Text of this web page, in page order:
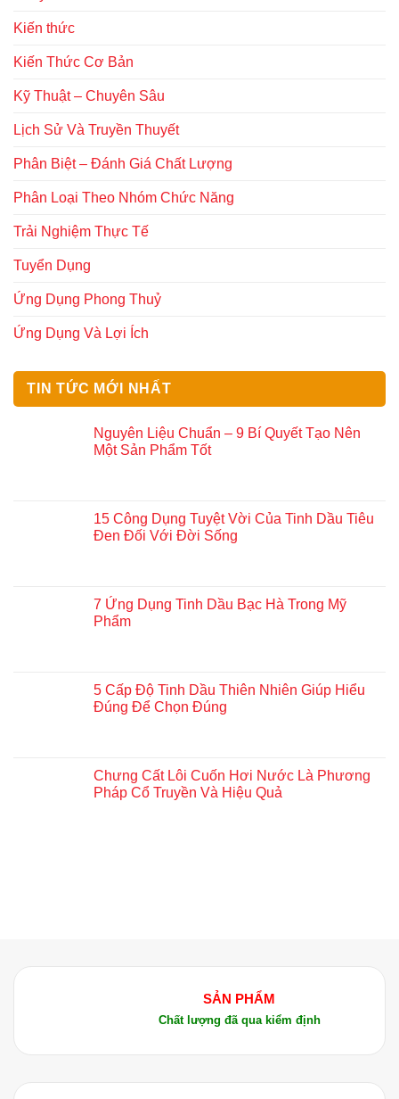
Kiến thức
Kiến Thức Cơ Bản
Kỹ Thuật – Chuyên Sâu
Lịch Sử Và Truyền Thuyết
Phân Biệt – Đánh Giá Chất Lượng
Phân Loại Theo Nhóm Chức Năng
Trải Nghiệm Thực Tế
Tuyển Dụng
Ứng Dụng Phong Thuỷ
Ứng Dụng Và Lợi Ích
TIN TỨC MỚI NHẤT
Nguyên Liệu Chuẩn – 9 Bí Quyết Tạo Nên
Một Sản Phẩm Tốt
15 Công Dụng Tuyệt Vời Của Tinh Dầu Tiêu
Đen Đối Với Đời Sống
7 Ứng Dụng Tinh Dầu Bạc Hà Trong Mỹ
Phẩm
5 Cấp Độ Tinh Dầu Thiên Nhiên Giúp Hiểu
Đúng Để Chọn Đúng
Chưng Cất Lôi Cuốn Hơi Nước Là Phương
Pháp Cổ Truyền Và Hiệu Quả
SẢN PHẨM
Chất lượng đã qua kiểm định